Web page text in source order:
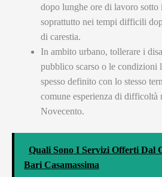
dopo lunghe ore di lavoro sotto
soprattutto nei tempi difficili
di carestia.
In ambito urbano, tollerare i
pubblico scarso o le condizioni
spesso definito con lo stesso
comune esperienza di difficoltà
Novecento.
Quali Sono I Servizi Offerti Dal
Bari Casamassima